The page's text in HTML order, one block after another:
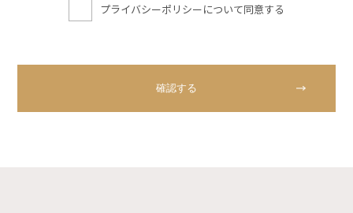
プライバシーポリシーについて同意する